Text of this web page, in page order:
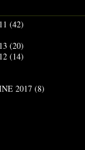
(42)
(20)
(14)
2017 (8)